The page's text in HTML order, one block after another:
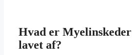
Hvad er Myelinskeder
lavet af?